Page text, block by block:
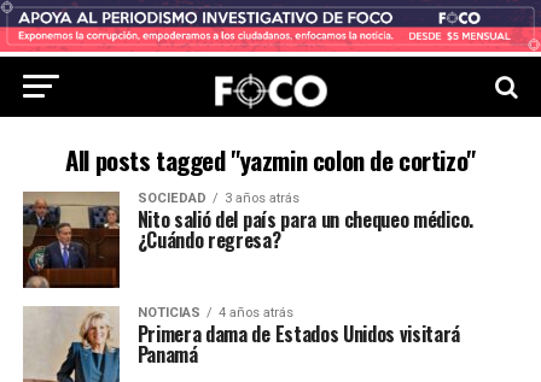
All posts tagged "yazmin colon de cortizo"
SOCIEDAD 3 años atrás
Nito salió del país para un chequeo médico.
¿Cuándo regresa?
NOTICIAS 4 años atrás
Primera dama de Estados Unidos visitará
Panamá